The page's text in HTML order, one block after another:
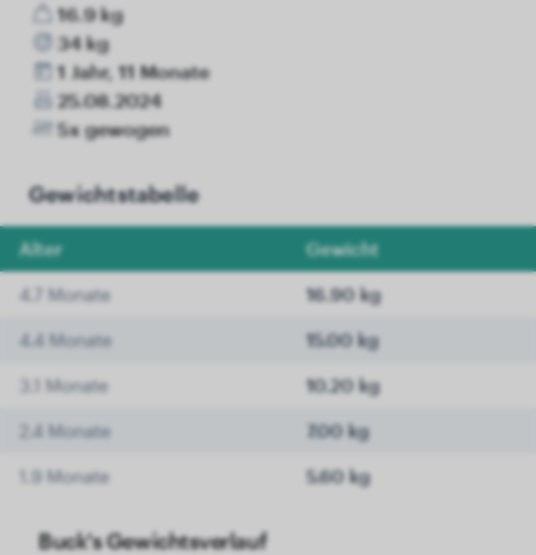
16.9 kg
34 kg
1 Jahr, 11 Monate
25.08.2024
5x gewogen
Gewichtstabelle
Alter Gewicht
4.7 Monate 16.90 kg
4.4 Monate 15.00 kg
3.1 Monate 10.20 kg
2.4 Monate 7.00 kg
1.9 Monate 5.60 kg
Buck's Gewichtsverlauf